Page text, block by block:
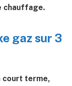
chauffage.
gaz sur 3
court terme,